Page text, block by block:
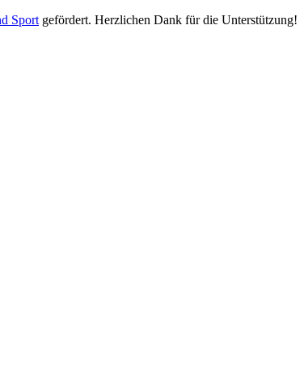
Sport gefördert. Herzlichen Dank für die Unterstützung!